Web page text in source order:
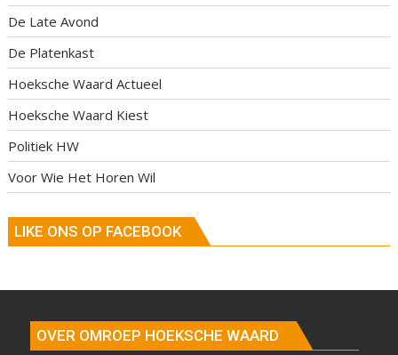
De Late Avond
De Platenkast
Hoeksche Waard Actueel
Hoeksche Waard Kiest
Politiek HW
Voor Wie Het Horen Wil
LIKE ONS OP FACEBOOK
OVER OMROEP HOEKSCHE WAARD